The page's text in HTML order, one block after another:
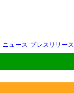
ニュース プレスリリース